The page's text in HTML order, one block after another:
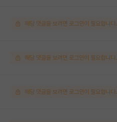
해당 댓글을 보려면 로그인이 필요합니다.
해당 댓글을 보려면 로그인이 필요합니다.
해당 댓글을 보려면 로그인이 필요합니다.